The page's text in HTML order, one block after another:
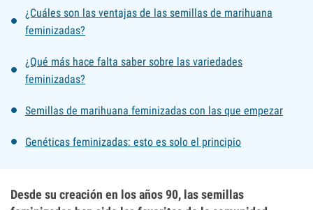
¿Cuáles son las ventajas de las semillas de marihuana
feminizadas?
¿Qué más hace falta saber sobre las variedades
feminizadas?
Semillas de marihuana feminizadas con las que empezar
Genéticas feminizadas: esto es solo el principio
Desde su creación en los años 90, las semillas